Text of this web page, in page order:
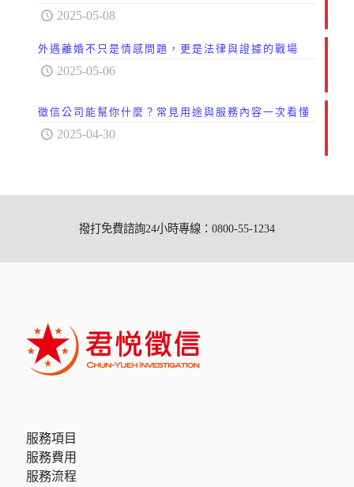
2025-05-08
外遇離婚不只是情感問題，更是法律與證據的戰場
2025-05-06
徵信公司能幫你什麼？常見用途與服務內容一次看懂
2025-04-30
撥打免費諮詢24小時專線：0800-55-1234
服務項目
服務費用
服務流程